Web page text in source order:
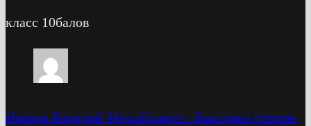
класс 10балов
Иванов Василий Михайлович - Выставка стихов-